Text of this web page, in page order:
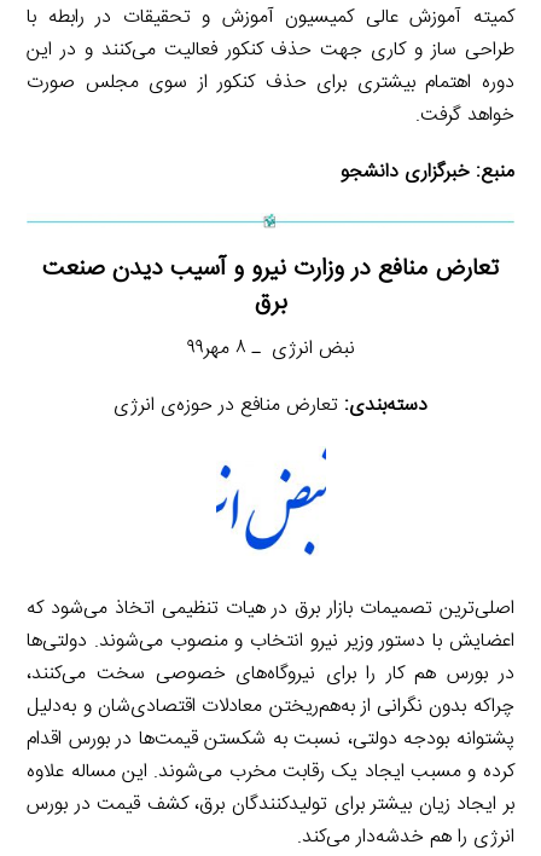
کمیته آموزش عالی کمیسیون آموزش و تحقیقات در رابطه با
طراحی ساز و کاری جهت حذف کنکور فعالیت می‌کنند و در این
دوره اهتمام بیشتری برای حذف کنکور از سوی مجلس صورت
خواهد گرفت.
منبع: خبرگزاری دانشجو
تعارض منافع در وزارت نیرو و آسیب دیدن صنعت
برق
نبض انرژی ـ ۸ مهر۹۹
دسته‌بندی: تعارض منافع در حوزه‌ی انرژی
اصلی‌ترین تصمیمات بازار برق در هیات تنظیمی اتخاذ می‌شود که
اعضایش با دستور وزیر نیرو انتخاب و منصوب می‌شوند. دولتی‌ها
در بورس هم کار را برای نیروگاه‌های خصوصی سخت می‌کنند،
چراکه بدون نگرانی از به‌هم‌ریختن معادلات اقتصادی‌شان و به‌دلیل
پشتوانه بودجه دولتی، نسبت به شکستن قیمت‌ها در بورس اقدام
کرده و مسبب ایجاد یک رقابت مخرب می‌شوند. این مساله علاوه
بر ایجاد زیان بیشتر برای تولیدکنندگان برق، کشف قیمت در بورس
انرژی را هم خدشه‌دار می‌کند.